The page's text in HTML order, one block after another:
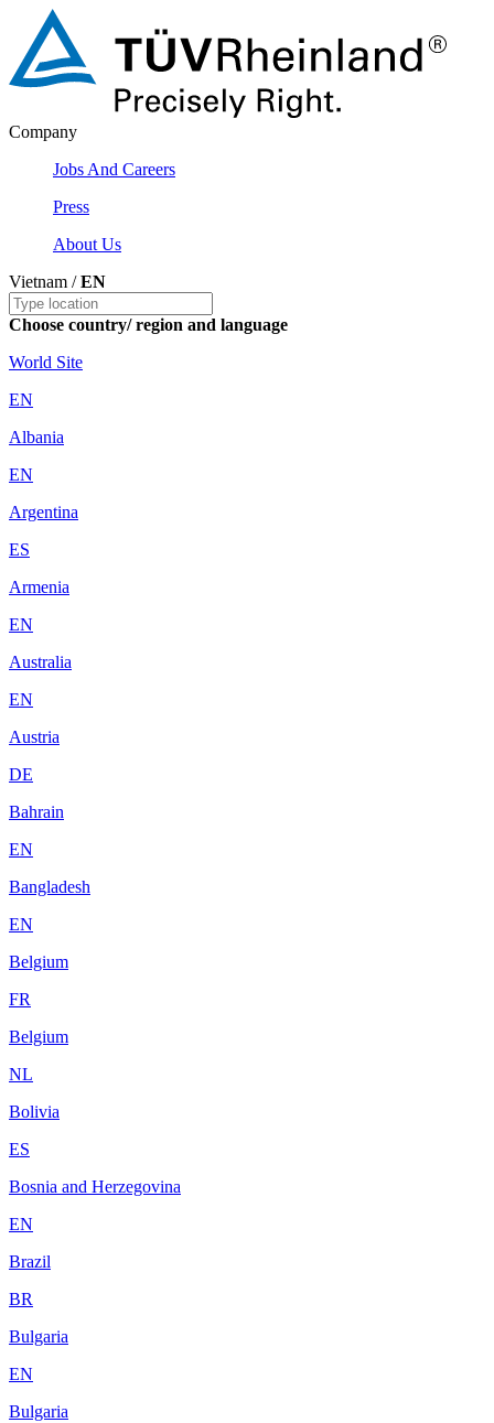
Company
Jobs And Careers
Press
About Us
Vietnam /EN
Choose country/ region and language
World Site
EN
Albania
EN
Argentina
ES
Armenia
EN
Australia
EN
Austria
DE
Bahrain
EN
Bangladesh
EN
Belgium
FR
Belgium
NL
Bolivia
ES
Bosnia and Herzegovina
EN
Brazil
BR
Bulgaria
EN
Bulgaria